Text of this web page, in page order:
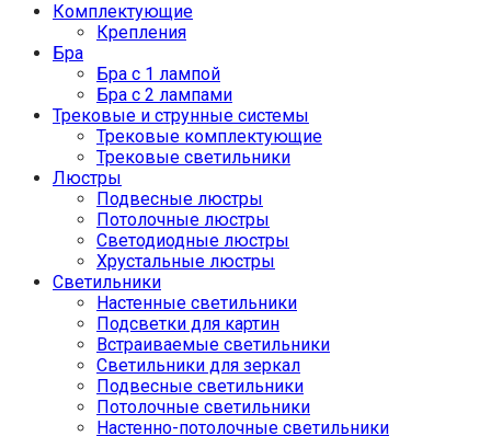
Комплектующие
Крепления
Бра
Бра с 1 лампой
Бра с 2 лампами
Трековые и струнные системы
Трековые комплектующие
Трековые светильники
Люстры
Подвесные люстры
Потолочные люстры
Светодиодные люстры
Хрустальные люстры
Светильники
Настенные светильники
Подсветки для картин
Встраиваемые светильники
Светильники для зеркал
Подвесные светильники
Потолочные светильники
Настенно-потолочные светильники